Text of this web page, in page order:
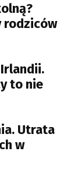
rodziców
to nie
Utrata
w